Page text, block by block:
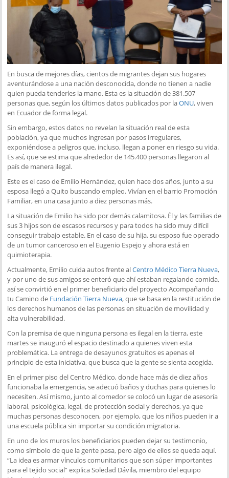
En busca de mejores días, cientos de migrantes dejan sus hogares
aventurándose a una nación desconocida, donde no tienen a nadie
quien pueda tenderles la mano. Esta es la situación de 381.507
personas que, según los últimos datos publicados por laONU, viven
en Ecuador de forma legal.
Sin embargo, estos datos no revelan la situación real de esta
población, ya que muchos ingresan por pasos irregulares,
exponiéndose a peligros que, incluso, llegan a poner en riesgo su vida.
Es así, que se estima que alrededor de 145.400 personas llegaron al
país de manera ilegal.
Este es el caso de Emilio Hernández, quien hace dos años, junto a su
esposa llegó a Quito buscando empleo. Vivían en el barrio Promoción
Familiar, en una casa junto a diez personas más.
La situación de Emilio ha sido por demás calamitosa. Él y las familias de
sus 3 hijos son de escasos recursos y para todos ha sido muy difícil
conseguir trabajo estable. En el caso de su hija, su esposo fue operado
de un tumor canceroso en el Eugenio Espejo y ahora está en
quimioterapia.
Actualmente, Emilio cuida autos frente alCentro Médico Tierra Nueva,
y por uno de sus amigos se enteró que ahí estaban regalando comida,
así se convirtió en el primer beneficiario del proyecto Acompañando
tu Camino de Fundación Tierra Nueva, que se basa en la restitución de
los derechos humanos de las personas en situación de movilidad y
alta vulnerabilidad.
Con la premisa de que ninguna persona es ilegal en la tierra, este
martes se inauguró el espacio destinado a quienes viven esta
problemática. La entrega de desayunos gratuitos es apenas el
principio de esta iniciativa, que busca que la gente se sienta acogida.
En el primer piso del Centro Médico, donde hace más de diez años
funcionaba la emergencia, se adecuó baños y duchas para quienes lo
necesiten. Así mismo, junto al comedor se colocó un lugar de asesoría
laboral, psicológica, legal, de protección social y derechos, ya que
muchas personas desconocen, por ejemplo, que los niños pueden ir a
una escuela pública sin importar su condición migratoria.
En uno de los muros los beneficiarios pueden dejar su testimonio,
como símbolo de que la gente pasa, pero algo de ellos se queda aquí.
“La idea es armar vínculos comunitarios que son súper importantes
para el tejido social” explica Soledad Dávila, miembro del equipo